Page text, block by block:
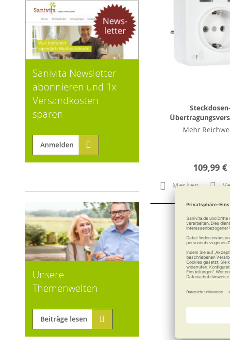
Steckdosen-
Mehr
109,99 €
Merken
Sanivita Newsletter
abonnieren und 1x
Versandkosten
sparen
Anmelden
Unsere
Themenwelten
Beiträge lesen